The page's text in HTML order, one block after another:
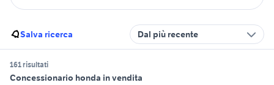
Salva ricerca Dal più recente
161 risultati
Concessionario honda in vendita